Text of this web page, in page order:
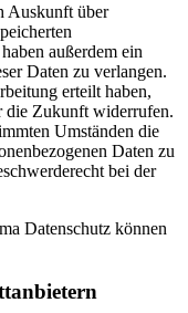
Auskunft über
außerdem ein
Daten zu verlangen.
erteilt haben,
die Zukunft widerrufen.
Umständen die
Daten zu
bei der
Datenschutz können